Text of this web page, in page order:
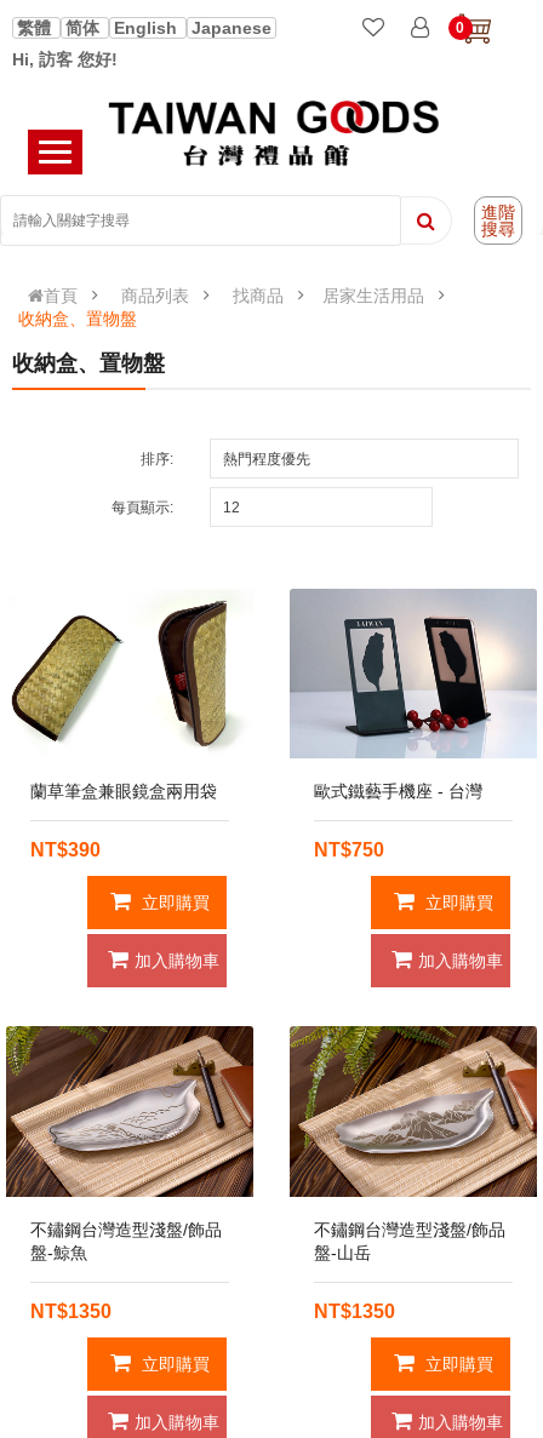
繁體 简体 English
Japanese
Hi, 訪客 您好!
0
進階
搜尋
首頁 商品列表 找商品
居家生活用品
收納盒、置物盤
收納盒、置物盤
排序:
每頁顯示:
蘭草筆盒兼眼鏡盒兩用袋
NT$390
立即購買
加入購物車
歐式鐵藝手機座 - 台灣
NT$750
立即購買
加入購物車
不鏽鋼台灣造型淺盤/飾品
盤-鯨魚
NT$1350
立即購買
加入購物車
不鏽鋼台灣造型淺盤/飾品
盤-山岳
NT$1350
立即購買
加入購物車